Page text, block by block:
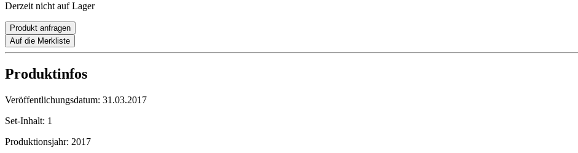
Derzeit nicht auf Lager
Produkt anfragen
Auf die Merkliste
Produktinfos
Veröffentlichungsdatum: 31.03.2017
Set-Inhalt: 1
Produktionsjahr: 2017